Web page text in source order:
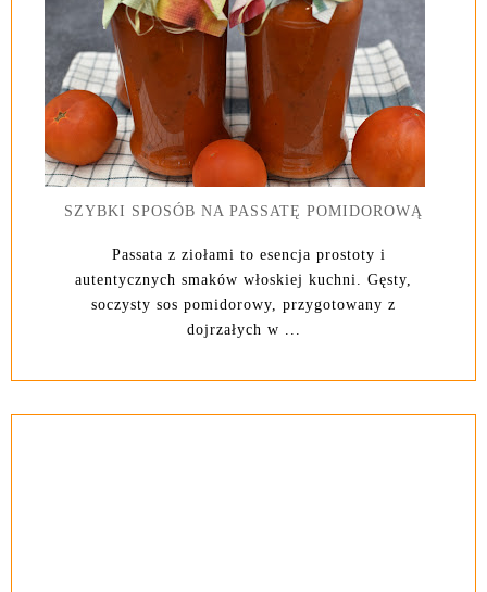
SZYBKI SPOSÓB NA PASSATĘ POMIDOROWĄ
Passata z ziołami to esencja prostoty i
autentycznych smaków włoskiej kuchni. Gęsty,
soczysty sos pomidorowy, przygotowany z
dojrzałych w ...